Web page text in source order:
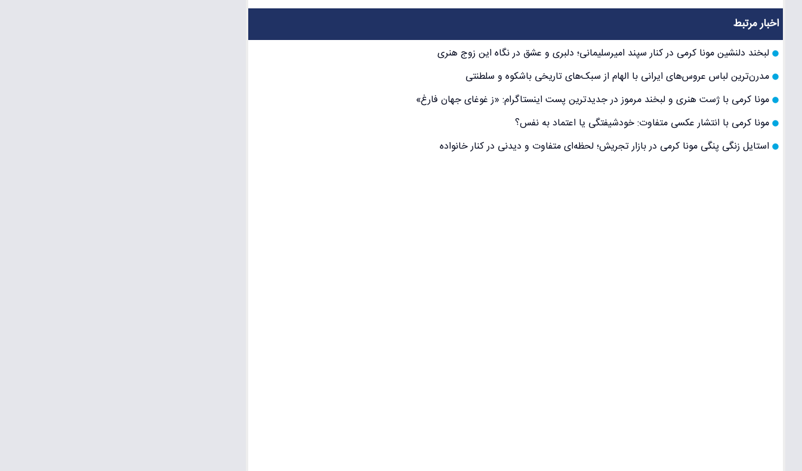
اخبار مرتبط
لبخند دلنشین مونا کرمی در کنار سپند امیرسلیمانی؛ دلبری و عشق در نگاه این زوج هنری
مدرن‌ترین لباس عروس‌های ایرانی با الهام از سبک‌های تاریخی باشکوه و سلطنتی
مونا کرمی با ژست هنری و لبخند مرموز در جدیدترین پست اینستاگرام: «ز غوغای جهان فارغ»
مونا کرمی با انتشار عکسی متفاوت: خودشیفتگی یا اعتماد به نفس؟
استایل زنگی پنگی مونا کرمی در بازار تجریش؛ لحظه‌ای متفاوت و دیدنی در کنار خانواده